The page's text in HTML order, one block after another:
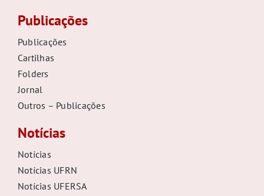
Publicações
Publicações
Cartilhas
Folders
Jornal
Outros – Publicações
Notícias
Notícias
Notícias UFRN
Notícias UFERSA